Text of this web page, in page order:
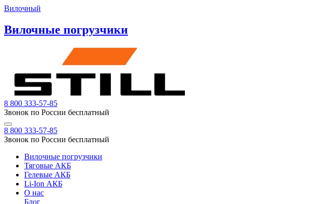
Вилочный
Вилочные погрузчики
8 800 333-57-85
Звонок по России бесплатный
8 800 333-57-85
Звонок по России бесплатный
Вилочные погрузчики
Тяговые АКБ
Гелевые АКБ
Li-Ion АКБ
О нас
Блог